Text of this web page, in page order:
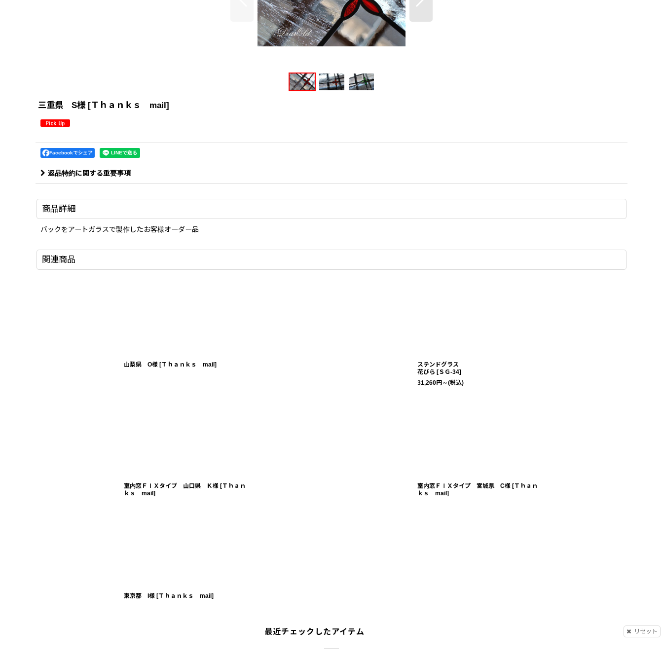
三重県 S様 [Ｔｈａｎｋｓ mail]
Facebookでシェア
返品特約に関する重要事項
商品詳細
バックをアートガラスで製作したお客様オーダー品
関連商品
山梨県 O様 [Ｔｈａｎｋｓ mail]
ステンドグラス
花びら [ＳＧ-34]
31,260円 ～(税込)
室内窓ＦＩＸタイプ 山口県 Ｋ様 [Ｔｈａｎ
ｋｓ mail]
室内窓ＦＩＸタイプ 宮城県 C様 [Ｔｈａｎ
ｋｓ mail]
東京都 I様 [Ｔｈａｎｋｓ mail]
最近チェックしたアイテム リセット